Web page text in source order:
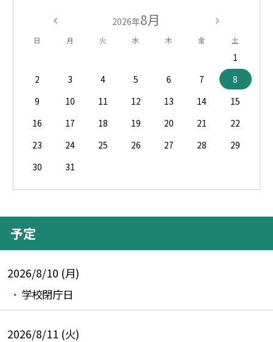
2026年8月
日 月 火 水 木 金 土
1
2
3 4 5 6 7
8
9
10 11 12 13 14
15
16
17 18 19 20 21
22
23
24 25 26 27 28
29
30
31
予定
2026/8/10 (月)
学校閉庁日
2026/8/11 (火)